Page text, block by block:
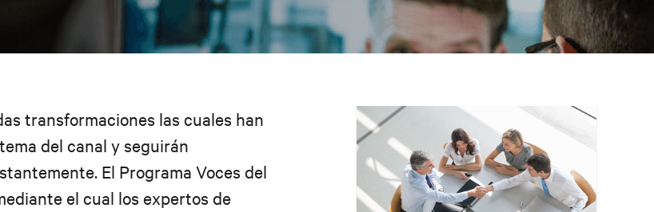
transformaciones las cuales han
del canal y seguirán
El Programa Voces del
el cual los expertos de